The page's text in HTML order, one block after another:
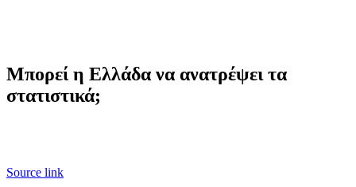
Μπορεί η Ελλάδα να ανατρέψει τα
στατιστικά;
Source link